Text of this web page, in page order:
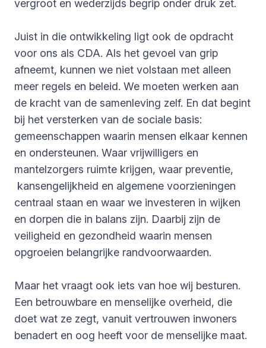
vergroot en wederzijds begrip onder druk zet.
Juist in die ontwikkeling ligt ook de opdracht
voor ons als CDA. Als het gevoel van grip
afneemt, kunnen we niet volstaan met alleen
meer regels en beleid. We moeten werken aan
de kracht van de samenleving zelf. En dat begint
bij het versterken van de sociale basis:
gemeenschappen waarin mensen elkaar kennen
en ondersteunen. Waar vrijwilligers en
mantelzorgers ruimte krijgen, waar preventie,
kansengelijkheid en algemene voorzieningen
centraal staan en waar we investeren in wijken
en dorpen die in balans zijn. Daarbij zijn de
veiligheid en gezondheid waarin mensen
opgroeien belangrijke randvoorwaarden.
Maar het vraagt ook iets van hoe wij besturen.
Een betrouwbare en menselijke overheid, die
doet wat ze zegt, vanuit vertrouwen inwoners
benadert en oog heeft voor de menselijke maat.